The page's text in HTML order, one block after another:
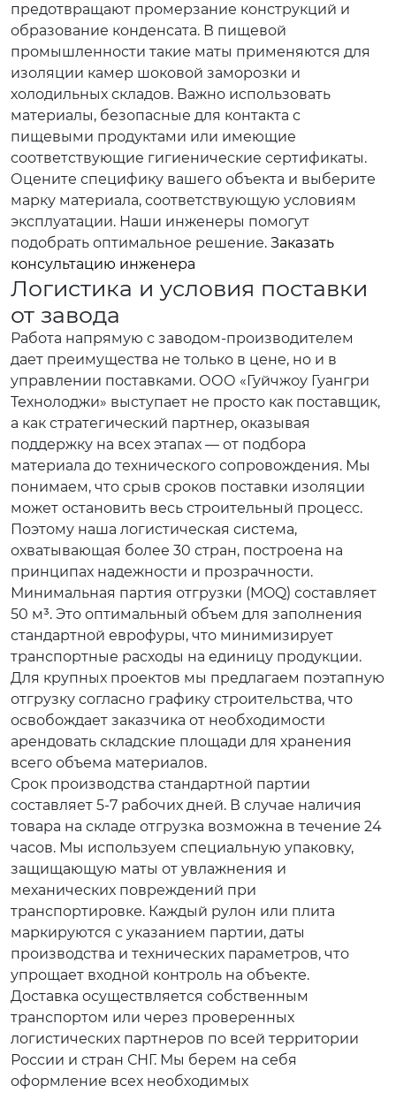
предотвращают промерзание конструкций и
образование конденсата. В пищевой
промышленности такие маты применяются для
изоляции камер шоковой заморозки и
холодильных складов. Важно использовать
материалы, безопасные для контакта с
пищевыми продуктами или имеющие
соответствующие гигиенические сертификаты.
Оцените специфику вашего объекта и выберите
марку материала, соответствующую условиям
эксплуатации. Наши инженеры помогут
подобрать оптимальное решение. Заказать
консультацию инженера
Логистика и условия поставки
от завода
Работа напрямую с заводом-производителем
дает преимущества не только в цене, но и в
управлении поставками. ООО «Гуйчжоу Гуангри
Технолоджи» выступает не просто как поставщик,
а как стратегический партнер, оказывая
поддержку на всех этапах — от подбора
материала до технического сопровождения. Мы
понимаем, что срыв сроков поставки изоляции
может остановить весь строительный процесс.
Поэтому наша логистическая система,
охватывающая более 30 стран, построена на
принципах надежности и прозрачности.
Минимальная партия отгрузки (MOQ) составляет
50 м³. Это оптимальный объем для заполнения
стандартной еврофуры, что минимизирует
транспортные расходы на единицу продукции.
Для крупных проектов мы предлагаем поэтапную
отгрузку согласно графику строительства, что
освобождает заказчика от необходимости
арендовать складские площади для хранения
всего объема материалов.
Срок производства стандартной партии
составляет 5-7 рабочих дней. В случае наличия
товара на складе отгрузка возможна в течение 24
часов. Мы используем специальную упаковку,
защищающую маты от увлажнения и
механических повреждений при
транспортировке. Каждый рулон или плита
маркируются с указанием партии, даты
производства и технических параметров, что
упрощает входной контроль на объекте.
Доставка осуществляется собственным
транспортом или через проверенных
логистических партнеров по всей территории
России и стран СНГ. Мы берем на себя
оформление всех необходимых